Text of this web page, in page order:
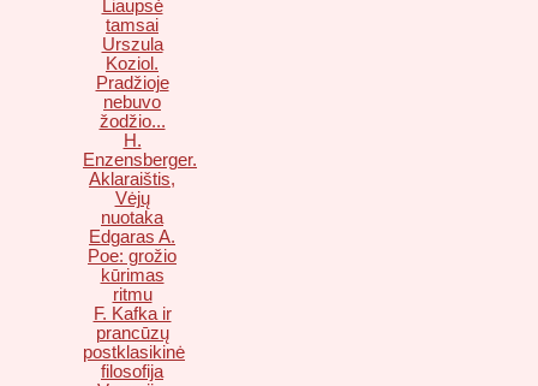
Liaupsė
tamsai
Urszula
Koziol.
Pradžioje
nebuvo
žodžio...
H.
Enzensberger.
Aklaraištis,
Vėjų
nuotaka
Edgaras A.
Poe: grožio
kūrimas
ritmu
F. Kafka ir
prancūzų
postklasikinė
filosofija